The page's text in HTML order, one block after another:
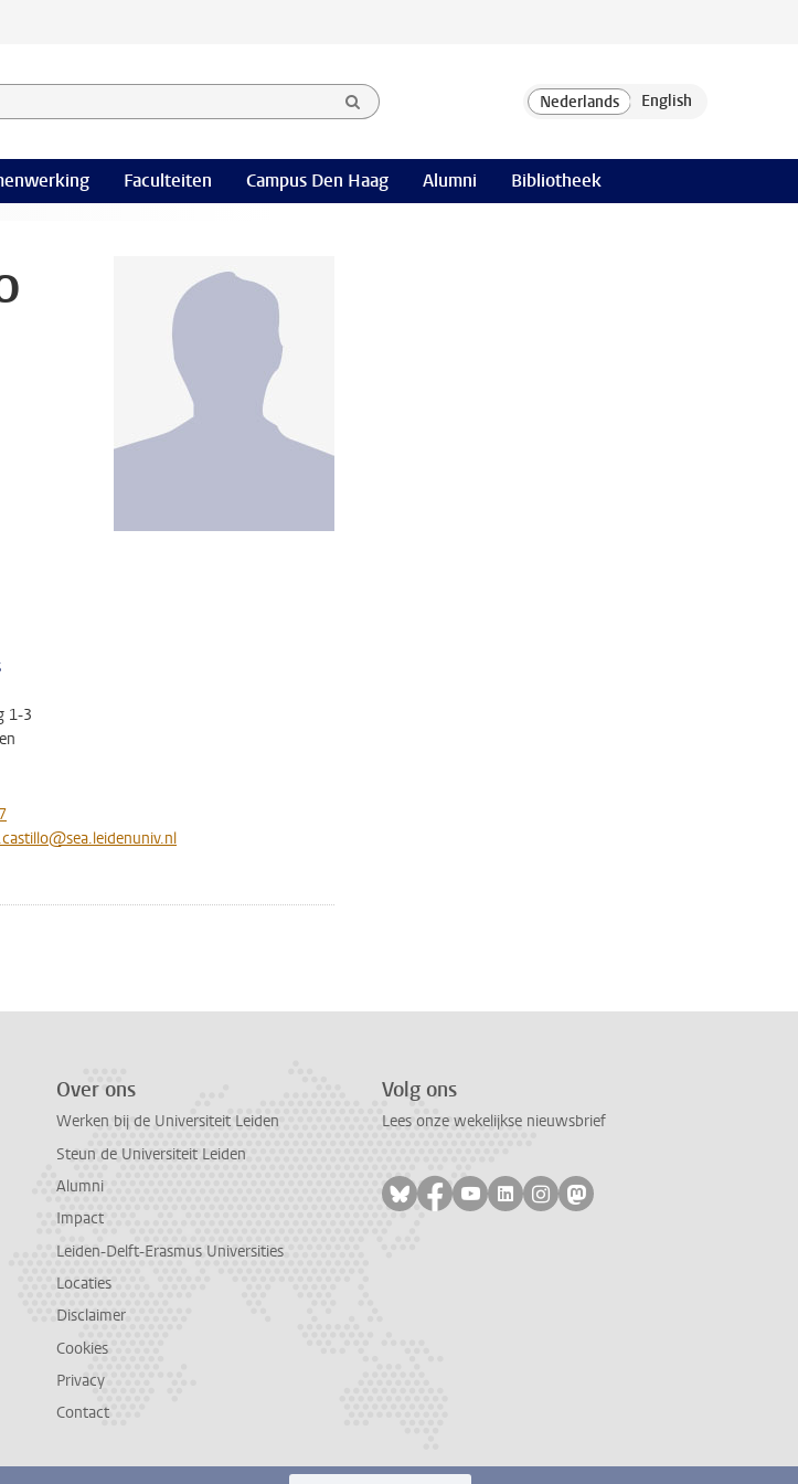
selecteer categorie
Faculteiten Campus Den Haag Alumni Bibliotheek
1-3
Over ons
Werken bij de Universiteit Leiden
Steun de Universiteit Leiden
Alumni
Impact
Leiden-Delft-Erasmus Universities
Locaties
Disclaimer
Cookies
Privacy
Contact
Volg ons
Lees onze wekelijkse nieuwsbrief
Volg ons op bluesky
Volg ons op facebook
Volg ons op youtube
Volg ons op linkedin
Volg ons op instagram
Volg ons op mastodon